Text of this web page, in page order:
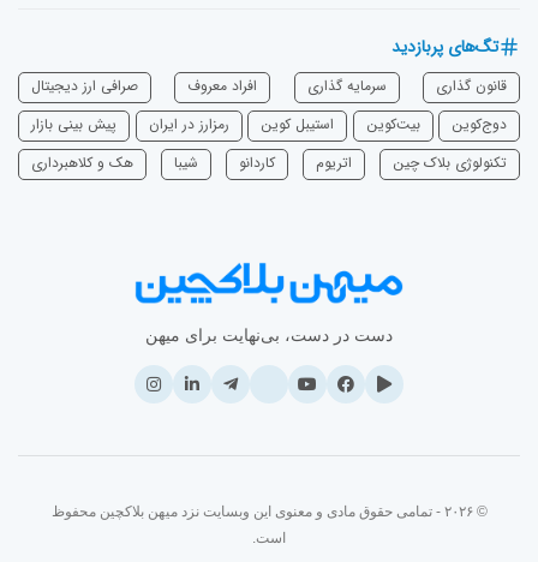
تگ‌های پربازدید
قانون گذاری سرمایه‌ گذاری افراد معروف
صرافی ارز دیجیتال
دوج‌کوین
بیت‌کوین استیبل کوین رمزارز در ایران
پیش بینی بازار
تکنولوژی بلاک چین
اتریوم ‌کاردانو شیبا هک و کلاهبرداری
دست در دست، بی‌نهایت برای میهن
© ۲۰۲۶ - تمامی حقوق مادی و معنوی این وبسایت نزد میهن بلاکچین محفوظ
است.